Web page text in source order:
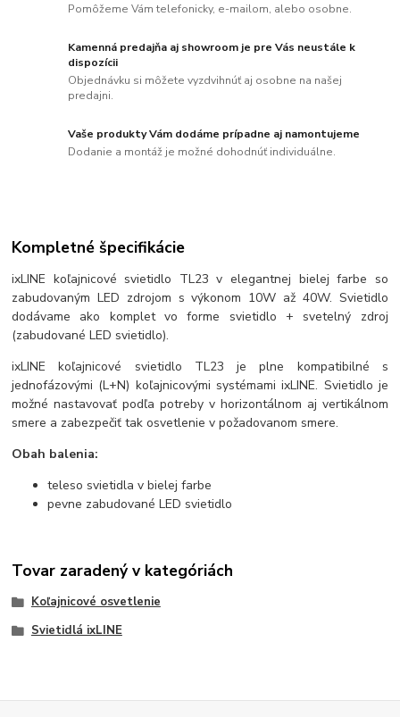
Pomôžeme Vám telefonicky, e-mailom, alebo osobne.
Kamenná predajňa aj showroom je pre Vás neustále k
dispozícii
Objednávku si môžete vyzdvihnúť aj osobne na našej
predajni.
Vaše produkty Vám dodáme prípadne aj namontujeme
Dodanie a montáž je možné dohodnúť individuálne.
Kompletné špecifikácie
ixLINE koľajnicové svietidlo TL23 v elegantnej bielej farbe so
zabudovaným LED zdrojom s výkonom 10W až 40W. Svietidlo
dodávame ako komplet vo forme svietidlo + svetelný zdroj
(zabudované LED svietidlo).
ixLINE koľajnicové svietidlo TL23 je plne kompatibilné s
jednofázovými (L+N) koľajnicovými systémami ixLINE. Svietidlo je
možné nastavovať podľa potreby v horizontálnom aj vertikálnom
smere a zabezpečiť tak osvetlenie v požadovanom smere.
Obah balenia:
teleso svietidla v bielej farbe
pevne zabudované LED svietidlo
Tovar zaradený v kategóriách
Koľajnicové osvetlenie
Svietidlá ixLINE